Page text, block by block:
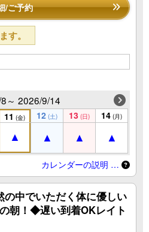
/ご予約
す。
～ 2026/9/14
11 (金) 12 (土) 13 (日) 14 (月)
カレンダーの説明 …
の中でいただく体に優しい
朝！◆遅い到着OKレイト